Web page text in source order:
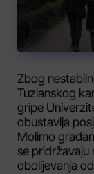
Zbog
Tuzlanskog
gripe
obustavlja
Molimo
se pridržavaju
obolijevanja